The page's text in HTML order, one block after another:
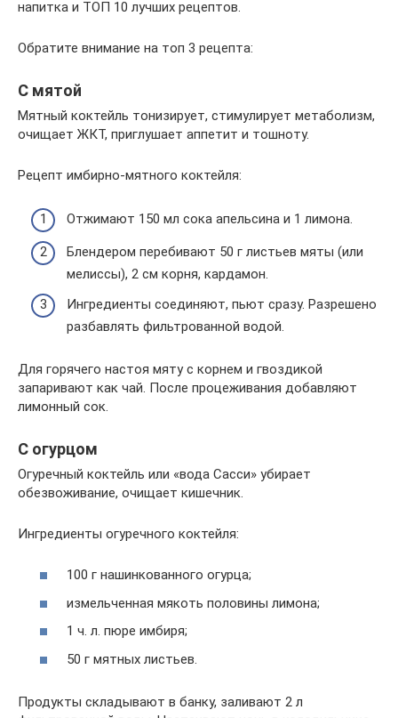
напитка и ТОП 10 лучших рецептов.
Обратите внимание на топ 3 рецепта:
С мятой
Мятный коктейль тонизирует, стимулирует метаболизм,
очищает ЖКТ, приглушает аппетит и тошноту.
Рецепт имбирно-мятного коктейля:
Отжимают 150 мл сока апельсина и 1 лимона.
Блендером перебивают 50 г листьев мяты (или
мелиссы), 2 см корня, кардамон.
Ингредиенты соединяют, пьют сразу. Разрешено
разбавлять фильтрованной водой.
Для горячего настоя мяту с корнем и гвоздикой
запаривают как чай. После процеживания добавляют
лимонный сок.
С огурцом
Огуречный коктейль или «вода Сасси» убирает
обезвоживание, очищает кишечник.
Ингредиенты огуречного коктейля:
100 г нашинкованного огурца;
измельченная мякоть половины лимона;
1 ч. л. пюре имбиря;
50 г мятных листьев.
Продукты складывают в банку, заливают 2 л